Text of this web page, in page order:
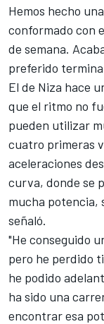
Hemos hecho
conformado con
de semana.
preferido
El de Niza hace
que el ritmo no
pueden utilizar
cuatro primeras
aceleraciones
curva, donde se
mucha potencia,
señaló.
"He conseguido
pero he perdido
he podido
ha sido una
encontrar esa